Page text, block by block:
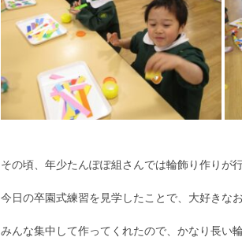
その頃、年少たんぽぽ組さんでは輪飾り作りが
今日の卒園式練習を見学したことで、大好きな
みんな集中して作ってくれたので、かなり長い